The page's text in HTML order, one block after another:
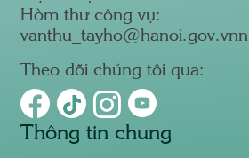
Hòm thư công vụ:
vanthu_tayho@hanoi.gov.vnn
Theo dõi chúng tôi qua:
Thông tin chung